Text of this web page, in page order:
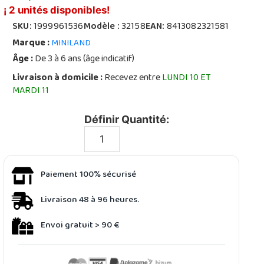
¡ 2 unités disponibles!
SKU:1999961536Modèle :32158EAN:8413082321581
Marque :MINILAND
Âge :De 3 à 6 ans (âge indicatif)
Livraison à domicile :Recevez entreLUNDI 10 ET
MARDI 11
Définir Quantité:
Paiement 100% sécurisé
Livraison 48 à 96 heures.
Envoi gratuit > 90 €